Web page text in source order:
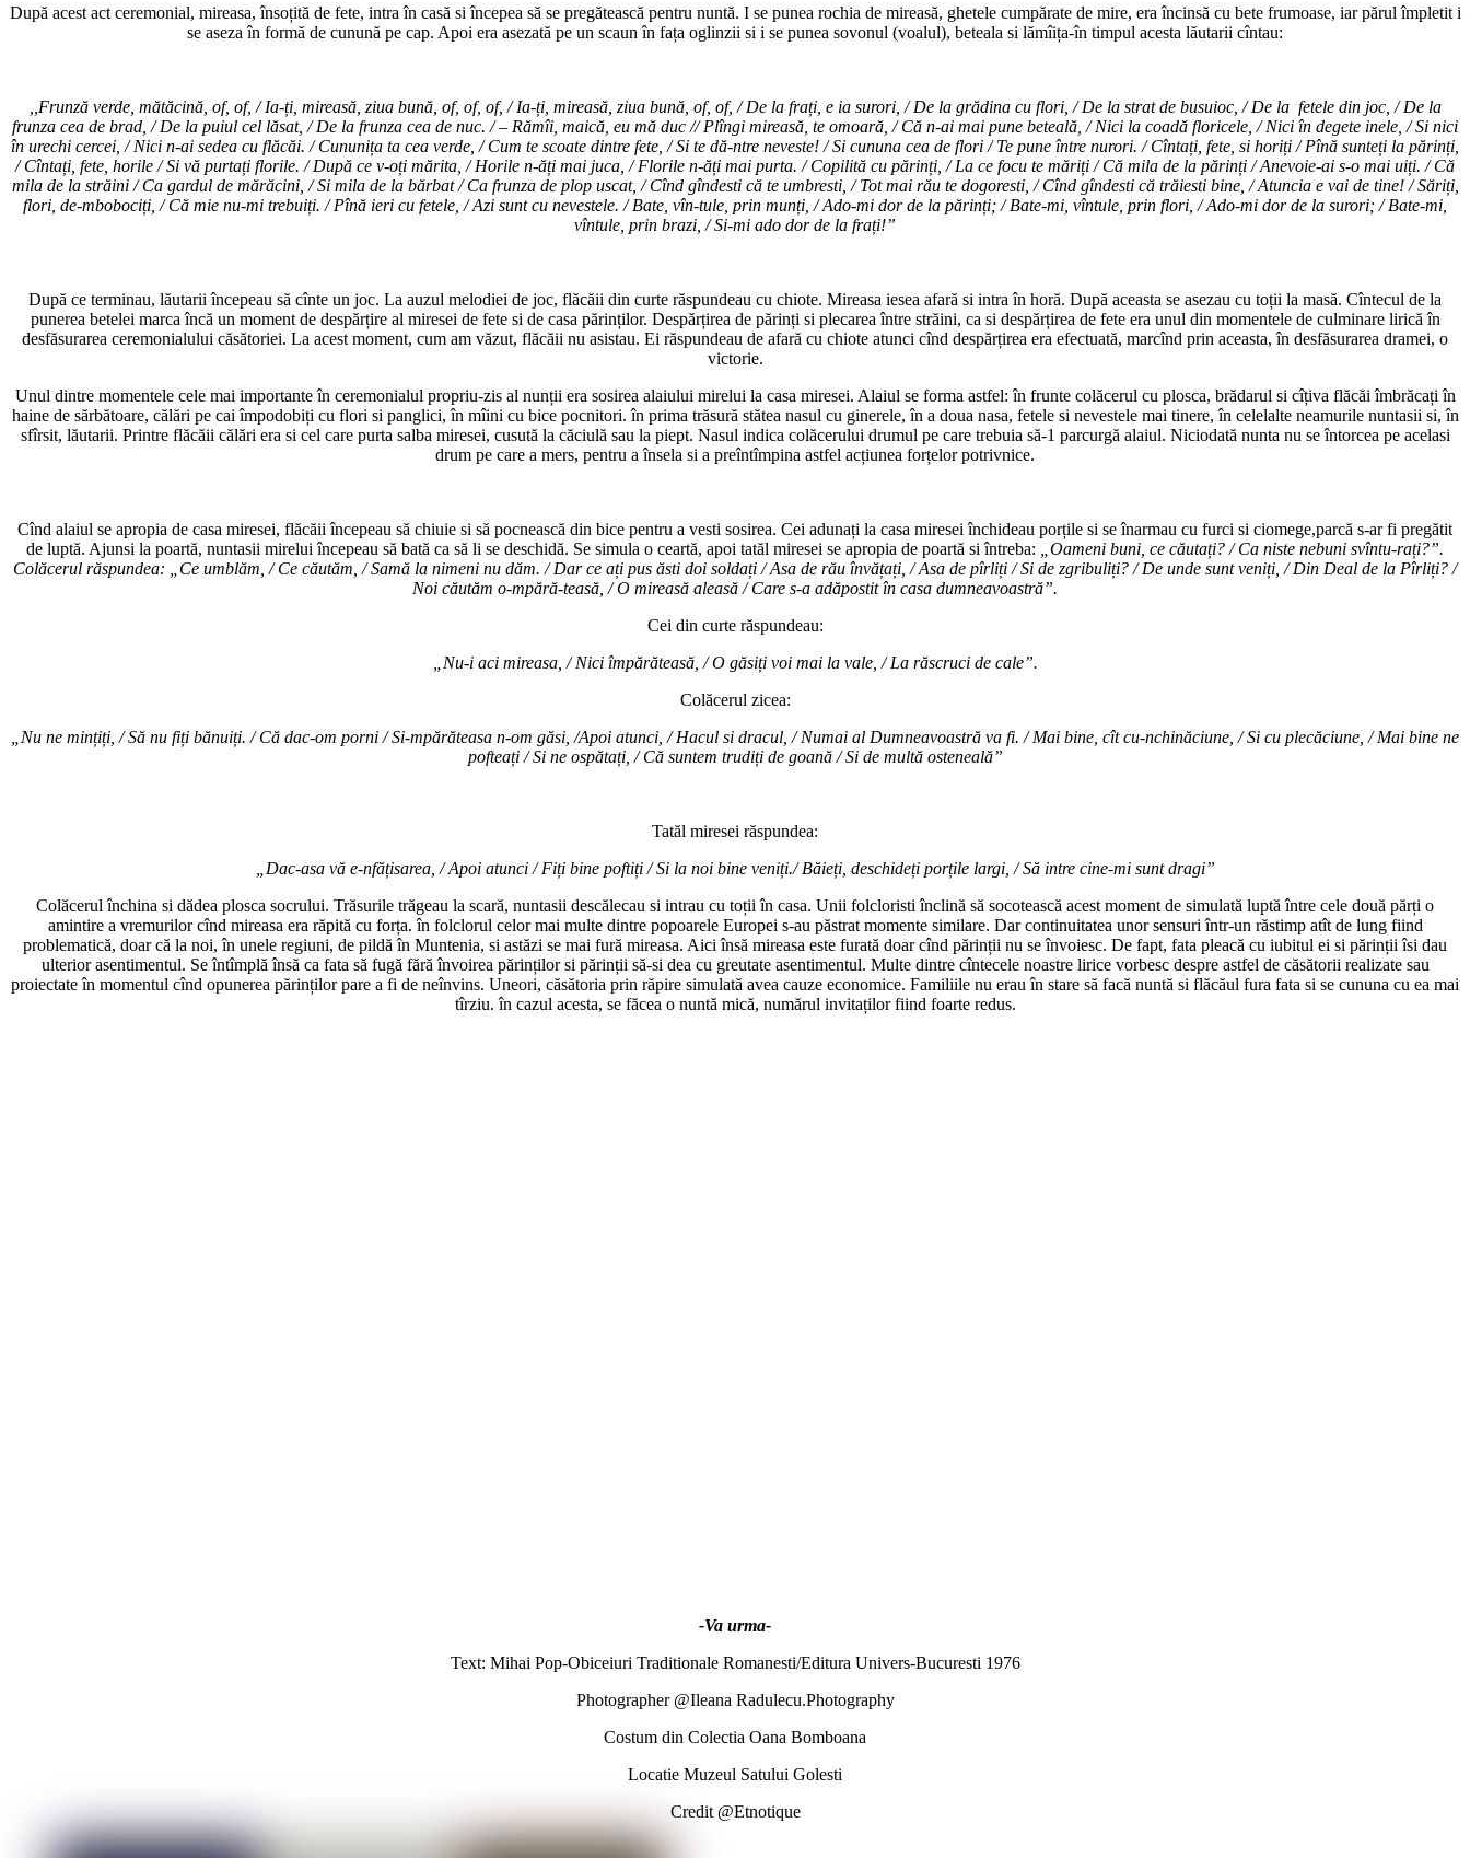
După acest act ceremonial, mireasa, însoțită de fete, intra în casă si începea să se pregătească pentru nuntă. I se punea rochia de mireasă, ghetele cumpărate de mire, era încinsă cu bete frumoase, iar părul împletit i
se aseza în formă de cunună pe cap. Apoi era asezată pe un scaun în fața oglinzii si i se punea sovonul (voalul), beteala si lămîița-în timpul acesta lăutarii cîntau:
,,Frunză verde, mătăcină, of, of, / Ia-ți, mireasă, ziua bună, of, of, of, / Ia-ți, mireasă, ziua bună, of, of, / De la frați, e ia surori, / De la grădina cu flori, / De la strat de busuioc, / De la fetele din joc, / De la
frunza cea de brad, / De la puiul cel lăsat, / De la frunza cea de nuc. / – Rămîi, maică, eu mă duc // Plîngi mireasă, te omoară, / Că n-ai mai pune beteală, / Nici la coadă floricele, / Nici în degete inele, / Si nici
în urechi cercei, / Nici n-ai sedea cu flăcăi. / Cununița ta cea verde, / Cum te scoate dintre fete, / Si te dă-ntre neveste! / Si cununa cea de flori / Te pune între nurori. / Cîntați, fete, si horiți / Pînă sunteți la părinți,
/ Cîntați, fete, horile / Si vă purtați florile. / După ce v-oți mărita, / Horile n-ăți mai juca, / Florile n-ăți mai purta. / Copilită cu părinți, / La ce focu te măriți / Că mila de la părinți / Anevoie-ai s-o mai uiți. / Că
mila de la străini / Ca gardul de mărăcini, / Si mila de la bărbat / Ca frunza de plop uscat, / Cînd gîndesti că te umbresti, / Tot mai rău te dogoresti, / Cînd gîndesti că trăiesti bine, / Atuncia e vai de tine! / Săriți,
flori, de-mbobociți, / Că mie nu-mi trebuiți. / Pînă ieri cu fetele, / Azi sunt cu nevestele. / Bate, vîn-tule, prin munți, / Ado-mi dor de la părinți; / Bate-mi, vîntule, prin flori, / Ado-mi dor de la surori; / Bate-mi,
vîntule, prin brazi, / Si-mi ado dor de la frați!”
După ce terminau, lăutarii începeau să cînte un joc. La auzul melodiei de joc, flăcăii din curte răspundeau cu chiote. Mireasa iesea afară si intra în horă. După aceasta se asezau cu toții la masă. Cîntecul de la
punerea betelei marca încă un moment de despărțire al miresei de fete si de casa părinților. Despărțirea de părinți si plecarea între străini, ca si despărțirea de fete era unul din momentele de culminare lirică în
desfăsurarea ceremonialului căsătoriei. La acest moment, cum am văzut, flăcăii nu asistau. Ei răspundeau de afară cu chiote atunci cînd despărțirea era efectuată, marcînd prin aceasta, în desfăsurarea dramei, o
victorie.
Unul dintre momentele cele mai importante în ceremonialul propriu-zis al nunții era sosirea alaiului mirelui la casa miresei. Alaiul se forma astfel: în frunte colăcerul cu plosca, brădarul si cîțiva flăcăi îmbrăcați în
haine de sărbătoare, călări pe cai împodobiți cu flori si panglici, în mîini cu bice pocnitori. în prima trăsură stătea nasul cu ginerele, în a doua nasa, fetele si nevestele mai tinere, în celelalte neamurile nuntasii si, în
sfîrsit, lăutarii. Printre flăcăii călări era si cel care purta salba miresei, cusută la căciulă sau la piept. Nasul indica colăcerului drumul pe care trebuia să-1 parcurgă alaiul. Niciodată nunta nu se întorcea pe acelasi
drum pe care a mers, pentru a însela si a preîntîmpina astfel acțiunea forțelor potrivnice.
Cînd alaiul se apropia de casa miresei, flăcăii începeau să chiuie si să pocnească din bice pentru a vesti sosirea. Cei adunați la casa miresei închideau porțile si se înarmau cu furci si ciomege,parcă s-ar fi pregătit
de luptă. Ajunsi la poartă, nuntasii mirelui începeau să bată ca să li se deschidă. Se simula o ceartă, apoi tatăl miresei se apropia de poartă si întreba:
„Oameni buni, ce căutați? / Ca niste nebuni svîntu-rați?”.
Colăcerul răspundea: „Ce umblăm, / Ce căutăm, / Samă la nimeni nu dăm. / Dar ce ați pus ăsti doi soldați / Asa de rău învățați, / Asa de pîrliți / Si de zgribuliți? / De unde sunt veniți, / Din Deal de la Pîrliți? /
Noi căutăm o-mpără-teasă, / O mireasă aleasă / Care s-a adăpostit în casa dumneavoastră”.
Cei din curte răspundeau:
„Nu-i aci mireasa, / Nici împărăteasă, / O găsiți voi mai la vale, / La răscruci de cale”.
Colăcerul zicea:
„Nu ne mințiți, / Să nu fiți bănuiți. / Că dac-om porni / Si-mpărăteasa n-om găsi, /Apoi atunci, / Hacul si dracul, / Numai al Dumneavoastră va fi. / Mai bine, cît cu-nchinăciune, / Si cu plecăciune, / Mai bine ne
pofteați / Si ne ospătați, / Că suntem trudiți de goană / Si de multă osteneală”
Tatăl miresei răspundea:
„Dac-asa vă e-nfățisarea, / Apoi atunci / Fiți bine poftiți / Si la noi bine veniți./ Băieți, deschideți porțile largi, / Să intre cine-mi sunt dragi”
Colăcerul închina si dădea plosca socrului. Trăsurile trăgeau la scară, nuntasii descălecau si intrau cu toții în casa. Unii folcloristi înclină să socotească acest moment de simulată luptă între cele două părți o
amintire a vremurilor cînd mireasa era răpită cu forța. în folclorul celor mai multe dintre popoarele Europei s-au păstrat momente similare. Dar continuitatea unor sensuri într-un răstimp atît de lung fiind
problematică, doar că la noi, în unele regiuni, de pildă în Muntenia, si astăzi se mai fură mireasa. Aici însă mireasa este furată doar cînd părinții nu se învoiesc. De fapt, fata pleacă cu iubitul ei si părinții îsi dau
ulterior asentimentul. Se întîmplă însă ca fata să fugă fără învoirea părinților si părinții să-si dea cu greutate asentimentul. Multe dintre cîntecele noastre lirice vorbesc despre astfel de căsătorii realizate sau
proiectate în momentul cînd opunerea părinților pare a fi de neînvins. Uneori, căsătoria prin răpire simulată avea cauze economice. Familiile nu erau în stare să facă nuntă si flăcăul fura fata si se cununa cu ea mai
tîrziu. în cazul acesta, se făcea o nuntă mică, numărul invitaților fiind foarte redus.
-Va urma-
Text: Mihai Pop-Obiceiuri Traditionale Romanesti/Editura Univers-Bucuresti 1976
Photographer @Ileana Radulecu.Photography
Costum din Colectia Oana Bomboana
Locatie Muzeul Satului Golesti
Credit @Etnotique